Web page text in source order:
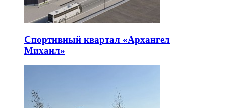
Спортивный квартал «Архангел
Михаил»